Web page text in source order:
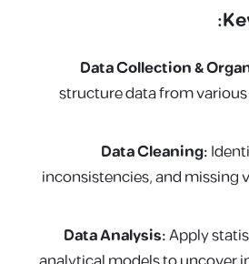
Data Collection &
structure data from
Data Cleaning:
inconsistencies, and missing
Data Analysis:Apply